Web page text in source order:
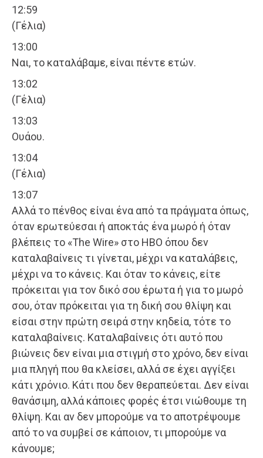
12:59
(Γέλια)
13:00
Ναι, το καταλάβαμε, είναι πέντε ετών.
13:02
(Γέλια)
13:03
Ουάου.
13:04
(Γέλια)
13:07
Αλλά το πένθος είναι ένα από τα πράγματα όπως,
όταν ερωτεύεσαι ή αποκτάς ένα μωρό ή όταν
βλέπεις το «The Wire» στο HBO όπου δεν
καταλαβαίνεις τι γίνεται, μέχρι να καταλάβεις,
μέχρι να το κάνεις. Και όταν το κάνεις, είτε
πρόκειται για τον δικό σου έρωτα ή για το μωρό
σου, όταν πρόκειται για τη δική σου θλίψη και
είσαι στην πρώτη σειρά στην κηδεία, τότε το
καταλαβαίνεις. Καταλαβαίνεις ότι αυτό που
βιώνεις δεν είναι μια στιγμή στο χρόνο, δεν είναι
μια πληγή που θα κλείσει, αλλά σε έχει αγγίξει
κάτι χρόνιο. Κάτι που δεν θεραπεύεται. Δεν είναι
θανάσιμη, αλλά κάποιες φορές έτσι νιώθουμε τη
θλίψη. Και αν δεν μπορούμε να το αποτρέψουμε
από το να συμβεί σε κάποιον, τι μπορούμε να
κάνουμε;